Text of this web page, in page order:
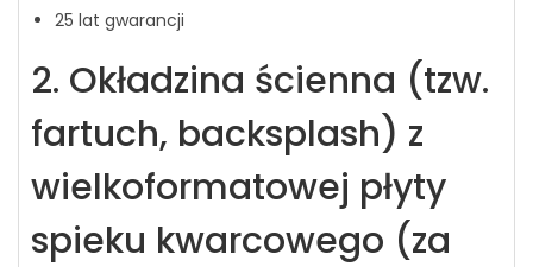
25 lat gwarancji
2. Okładzina ścienna (tzw.
fartuch, backsplash) z
wielkoformatowej płyty
spieku kwarcowego (za